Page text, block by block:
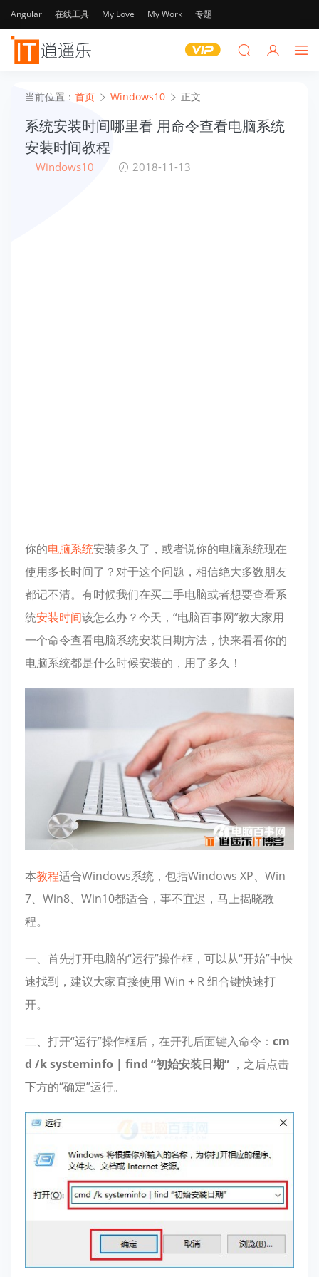
Angular 在线工具 My Love My Work 专题
当前位置： 首页 Windows10 正文
系统安装时间哪里看 用命令查看电脑系统
安装时间教程
Windows10 2018-11-13
你的电脑系统安装多久了，或者说你的电脑系统现在
使用多长时间了？对于这个问题，相信绝大多数朋友
都记不清。有时候我们在买二手电脑或者想要查看系
统安装时间该怎么办？今天，“电脑百事网”教大家用
一个命令查看电脑系统安装日期方法，快来看看你的
电脑系统都是什么时候安装的，用了多久！
本教程适合Windows系统，包括Windows XP、Win
7、Win8、Win10都适合，事不宜迟，马上揭晓教
程。
一、首先打开电脑的“运行”操作框，可以从“开始”中快
速找到，建议大家直接使用 Win + R 组合键快速打
开。
二、打开“运行”操作框后，在开孔后面键入命令： cm
d /k systeminfo | find “初始安装日期” ，之后点击
下方的“确定”运行。